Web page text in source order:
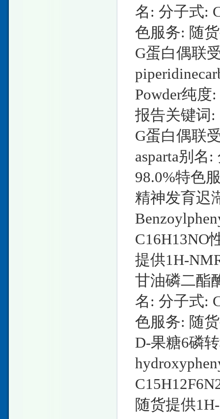
名: 分子式:
色服务: 随
G蛋白偶联
Powder纯
报告关键词:
G蛋白偶联
asparta别名
98.0%特色
精神发育迟
C16H13NO
提供1H-
甘油磷二酯
名: 分子式:
色服务: 随
D-果糖6磷
随货提供